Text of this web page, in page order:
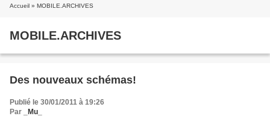
Accueil » MOBILE.ARCHIVES
MOBILE.ARCHIVES
Des nouveaux schémas!
Publié le 30/01/2011 à 19:26
Par
_Mu_